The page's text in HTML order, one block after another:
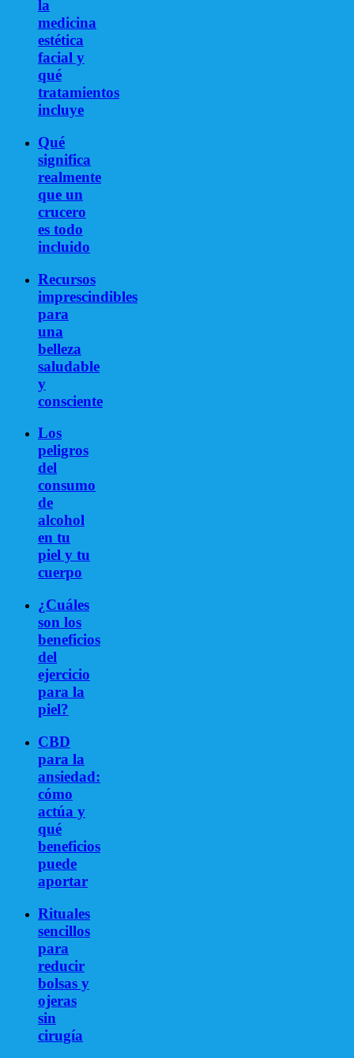
la
medicina
estética
facial y
qué
tratamientos
incluye
Qué
significa
realmente
que un
crucero
es todo
incluido
Recursos
imprescindibles
para
una
belleza
saludable
y
consciente
Los
peligros
del
consumo
de
alcohol
en tu
piel y tu
cuerpo
¿Cuáles
son los
beneficios
del
ejercicio
para la
piel?
CBD
para la
ansiedad:
cómo
actúa y
qué
beneficios
puede
aportar
Rituales
sencillos
para
reducir
bolsas y
ojeras
sin
cirugía